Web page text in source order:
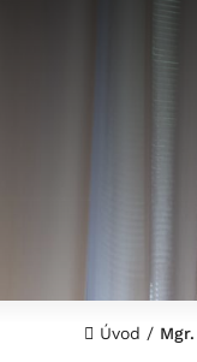
Úvod /